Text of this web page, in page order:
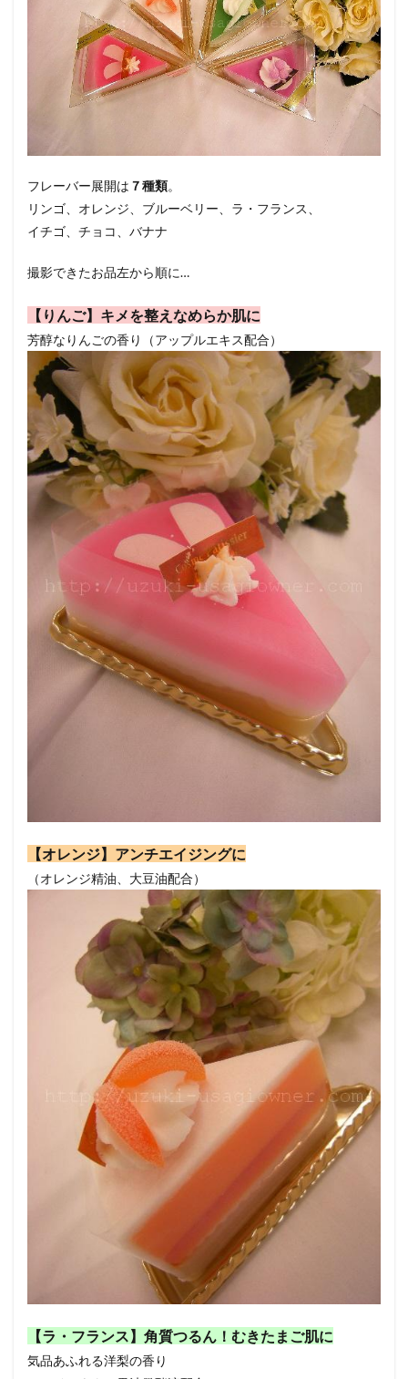
フレーバー展開は ７種類。
リンゴ、オレンジ、ブルーベリー、ラ・フランス、
イチゴ、チョコ、バナナ
撮影できたお品左から順に…
【りんご】キメを整えなめらか肌に
芳醇なりんごの香り（アップルエキス配合）
【オレンジ】アンチエイジングに
（オレンジ精油、大豆油配合）
【ラ・フランス】角質つるん！むきたまご肌に
気品あふれる洋梨の香り